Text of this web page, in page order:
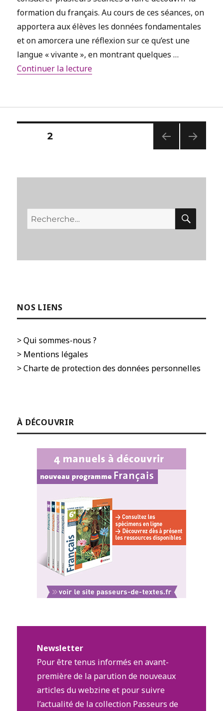
formation du français. Au cours de ces séances, on
apportera aux élèves les données fondamentales
et on amorcera une réflexion sur ce qu’est une
langue « vivante », en montrant quelques …
Continuer la lecturede « Le français ou les français ?
Pagination
PAGE2
Recherche
pour :
NOS LIENS
> Qui sommes-nous ?
> Mentions légales
> Charte de protection des données personnelles
À DÉCOUVRIR
Newsletter
Pour être tenus informés en avant-
première de la parution de nouveaux
articles du webzine et pour suivre
l’actualité de la collection Passeurs de